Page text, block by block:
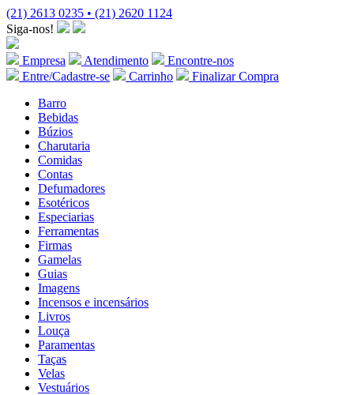
(21) 2613 0235 • (21) 2620 1124
Siga-nos!
Empresa Atendimento
Encontre-nos
Entre/Cadastre-se
Carrinho
Finalizar Compra
Barro
Bebidas
Búzios
Charutaria
Comidas
Contas
Defumadores
Esotéricos
Especiarias
Ferramentas
Firmas
Gamelas
Guias
Imagens
Incensos e incensários
Livros
Louça
Paramentas
Taças
Velas
Vestuários